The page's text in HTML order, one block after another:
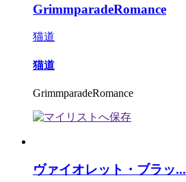
GrimmparadeRomance
猫道
猫道
GrimmparadeRomance
ヴァイオレット・ブラッ...